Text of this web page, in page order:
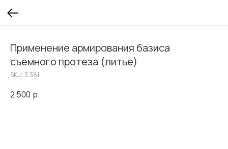
Применение армирования базиса
съемного протеза (литье)
SKU:3.381
2 500 р.